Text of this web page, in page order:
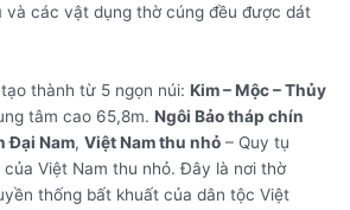
và các vật dụng thờ cúng đều được dát
thành từ 5 ngọn núi: Kim – Mộc – Thủy
tâm cao 65,8m. Ngôi Bảo tháp chín
Đại Nam, Việt Nam thu nhỏ – Quy tụ
Việt Nam thu nhỏ. Đây là nơi thờ
thống bất khuất của dân tộc Việt